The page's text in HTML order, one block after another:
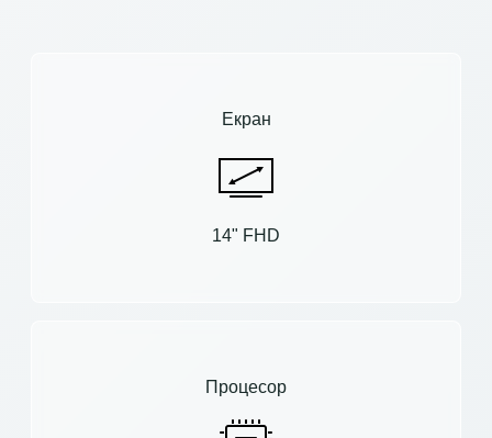
Екран
14" FHD
Процесор